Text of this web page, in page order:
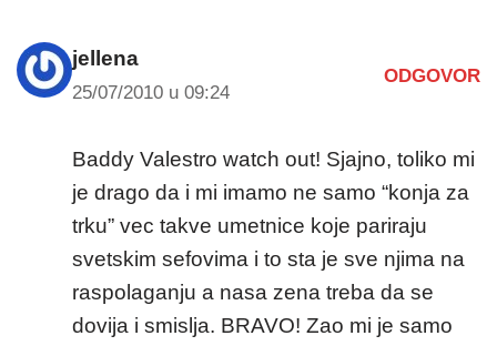
jellena
25/07/2010 u 09:24
ODGOVOR
Baddy Valestro watch out! Sjajno, toliko mi
je drago da i mi imamo ne samo “konja za
trku” vec takve umetnice koje pariraju
svetskim sefovima i to sta je sve njima na
raspolaganju a nasa zena treba da se
dovija i smislja. BRAVO! Zao mi je samo